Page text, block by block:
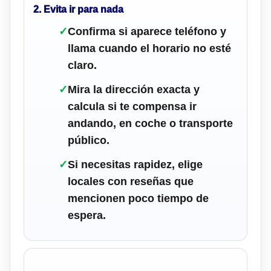
2. Evita ir para nada
✓Confirma si aparece teléfono y
llama cuando el horario no esté
claro.
✓Mira la dirección exacta y
calcula si te compensa ir
andando, en coche o transporte
público.
✓Si necesitas rapidez, elige
locales con reseñas que
mencionen poco tiempo de
espera.